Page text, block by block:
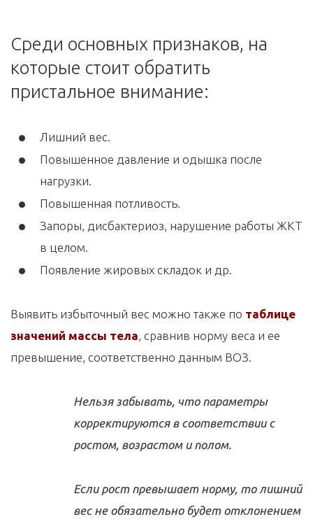
Среди основных признаков, на
которые стоит обратить
пристальное внимание:
Лишний вес.
Повышенное давление и одышка после
нагрузки.
Повышенная потливость.
Запоры, дисбактериоз, нарушение работы ЖКТ
в целом.
Появление жировых складок и др.
Выявить избыточный вес можно также по таблице
значений массы тела , сравнив норму веса и ее
превышение, соответственно данным ВОЗ.
Нельзя забывать, что параметры
корректируются в соответствии с
ростом, возрастом и полом.
Если рост превышает норму, то лишний
вес не обязательно будет отклонением